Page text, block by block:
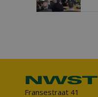
Fransestraat 41